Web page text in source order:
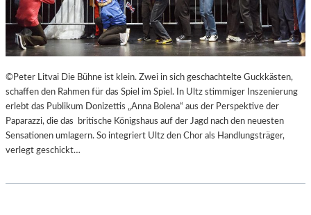
R
F
E
S
S
P
I
E
L
©Peter Litvai Die Bühne ist klein. Zwei in sich geschachtelte Guckkästen,
schaffen den Rahmen für das Spiel im Spiel. In Ultz stimmiger Inszenierung
erlebt das Publikum Donizettis „Anna Bolena“ aus der Perspektive der
Paparazzi, die das britische Königshaus auf der Jagd nach den neuesten
Sensationen umlagern. So integriert Ultz den Chor als Handlungsträger,
verlegt geschickt…